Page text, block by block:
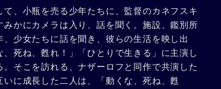
、小瓶を売る少年たちに、監督のカネフスキ
かにカメラは入り、話を聞く。施設、鑑別所
少女たちに話を聞き、彼らの生活を映し出
死ね、甦れ！」「ひとりで生きる」に主演し
そこを訪れる、ナザーロフと同作で共演した
に成長した二人は、「動くな、死ね、甦